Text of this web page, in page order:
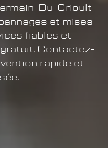
Du-Crioult
et mises
fiables et
Contactez-
rapide et